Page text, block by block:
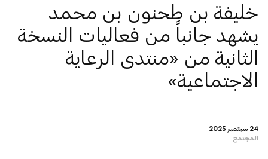
24 سبتمبر 2025
المجتمع
خليفة بن طحنون بن محمد
يشهد جانباً من فعاليات النسخة
الثانية من «منتدى الرعاية
الاجتماعية»